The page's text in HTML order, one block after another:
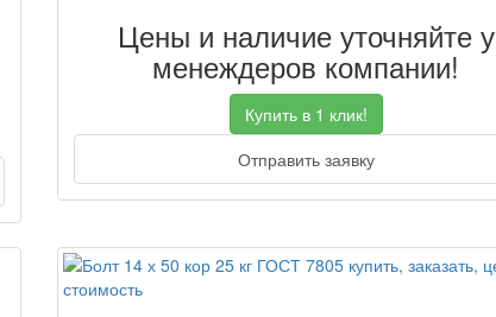
Цены и наличие уточняйте у
менеждеров компании!
Купить в 1 клик!
Отправить заявку